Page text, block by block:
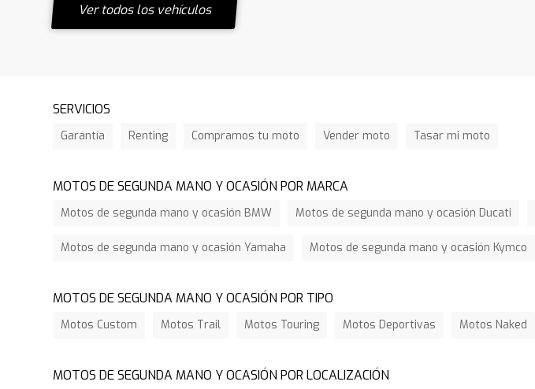
Ver todos los vehículos
SERVICIOS
Garantía Renting Compramos tu moto Vender moto Tasar mi moto
MOTOS DE SEGUNDA MANO Y OCASIÓN POR MARCA
Motos de segunda mano y ocasión BMW Motos de segunda mano y ocasión Ducati
Motos de segunda mano y ocasión Yamaha Motos de segunda mano y ocasión Kymco
MOTOS DE SEGUNDA MANO Y OCASIÓN POR TIPO
Motos Custom Motos Trail Motos Touring Motos Deportivas Motos Naked
MOTOS DE SEGUNDA MANO Y OCASIÓN POR LOCALIZACIÓN